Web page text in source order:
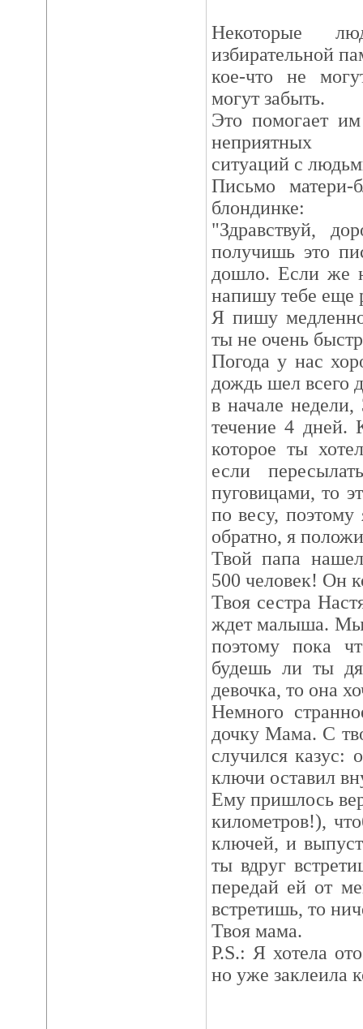
Некоторые
избирательной
кое-что не
могут забыть.
Это помогает
неприятных
ситуаций с
Письмо матери-
блондинке:
"Здравствуй,
получишь это
дошло. Если же
напишу тебе ещe
Я пишу
ты не очень
Погода у нас
дождь шел всего
в начале
течение 4 дней.
которое ты
если
пуговицами, то
по весу,
обратно, я
Твой папа
500 человек! Он
Твоя сестра
ждет малыша. Мы
поэтому пока
будешь ли ты
девочка, то она
Немного
дочку Мама. С
случился
ключи оставил
Ему пришлось
километров!),
ключей, и
ты вдруг
передай ей от
встретишь, то
Твоя мама.
P.S.: Я хотела
но уже заклеила